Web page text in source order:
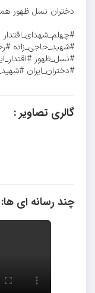
دختران نسل ظهور
#چهلم_شهدای_اقتدار
#شهید_حاجی_زاده
#نسل_ظهور
#دختران_ایران
گالری تصاویر :
چند رسانه ای ها: